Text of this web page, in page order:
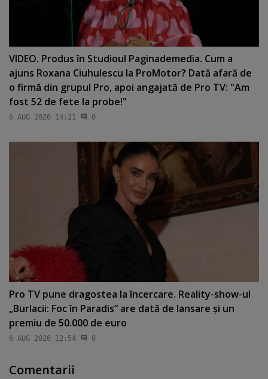
VIDEO. Produs în Studioul Paginademedia. Cum a
ajuns Roxana Ciuhulescu la ProMotor? Dată afară de
o firmă din grupul Pro, apoi angajată de Pro TV: "Am
fost 52 de fete la probe!"
6 AUG 2026 14:21 0
Pro TV pune dragostea la încercare. Reality-show-ul
„Burlacii: Foc în Paradis” are dată de lansare şi un
premiu de 50.000 de euro
6 AUG 2026 12:54 0
Comentarii